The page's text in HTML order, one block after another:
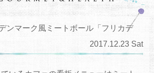
ンマーク風ミートボール「フリカデ
2017.12.23 Sat